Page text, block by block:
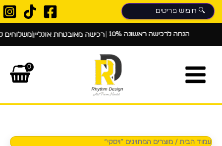
דילוג
לתוכן
משלוחים|רכישה מאובטחת אונליין| 10% הנחה לרכישה ראשונה
0
עמוד הבית / מוצרים המתויגים “ויסקי”